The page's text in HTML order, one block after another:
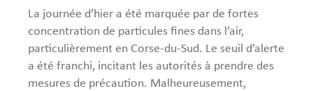
La journée d’hier a été marquée par de fortes
concentration de particules fines dans l’air,
particulièrement en Corse-du-Sud. Le seuil d’alerte
a été franchi, incitant les autorités à prendre des
mesures de précaution. Malheureusement,